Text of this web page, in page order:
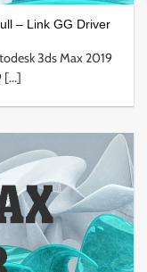
– Link GG Driver
3ds Max 2019
[...]